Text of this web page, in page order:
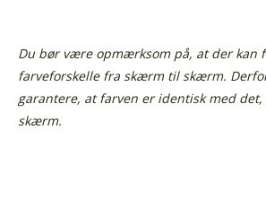
Du bør være opmærksom på, at der kan
farveforskelle fra skærm til skærm.
garantere, at farven er identisk med
skærm.